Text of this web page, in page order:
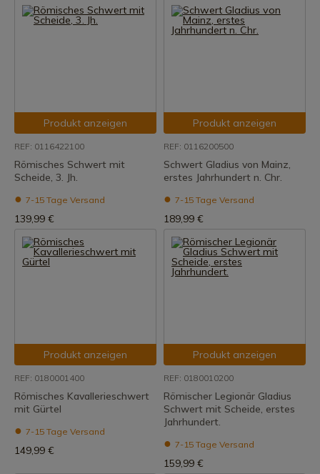
Produkt anzeigen
REF: 0116422100
Römisches Schwert mit
Scheide, 3. Jh.
7-15 Tage Versand
139,99 €
Produkt anzeigen
REF: 0116200500
Schwert Gladius von Mainz,
erstes Jahrhundert n. Chr.
7-15 Tage Versand
189,99 €
Produkt anzeigen
REF: 0180001400
Römisches Kavallerieschwert
mit Gürtel
7-15 Tage Versand
149,99 €
Produkt anzeigen
REF: 0180010200
Römischer Legionär Gladius
Schwert mit Scheide, erstes
Jahrhundert.
7-15 Tage Versand
159,99 €